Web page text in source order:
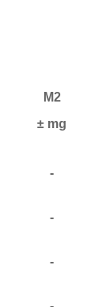
M2
± mg
-
-
-